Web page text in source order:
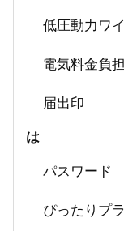
低圧動力ワ
電気料金負
届出印
は
パスワード
ぴったりプ